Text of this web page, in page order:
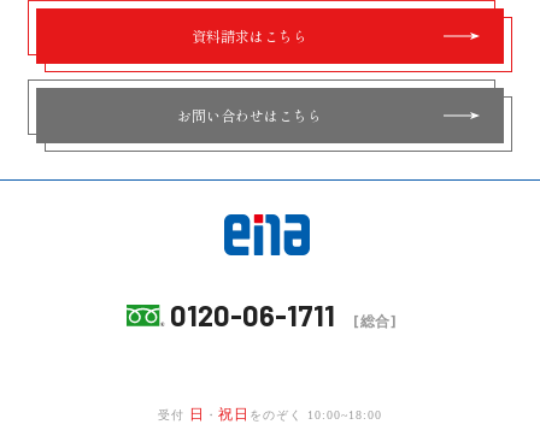
資料請求はこちら
お問い合わせはこちら
0120-06-1711 [総合]
受付 日 ・ 祝日 をのぞく 10:00~18:00